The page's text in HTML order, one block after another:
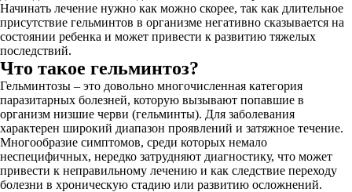
Начинать лечение нужно как можно скорее, так как длительное
присутствие гельминтов в организме негативно сказывается на
состоянии ребенка и может привести к развитию тяжелых
последствий.
Что такое гельминтоз?
Гельминтозы – это довольно многочисленная категория
паразитарных болезней, которую вызывают попавшие в
организм низшие черви (гельминты). Для заболевания
характерен широкий диапазон проявлений и затяжное течение.
Многообразие симптомов, среди которых немало
неспецифичных, нередко затрудняют диагностику, что может
привести к неправильному лечению и как следствие переходу
болезни в хроническую стадию или развитию осложнений.